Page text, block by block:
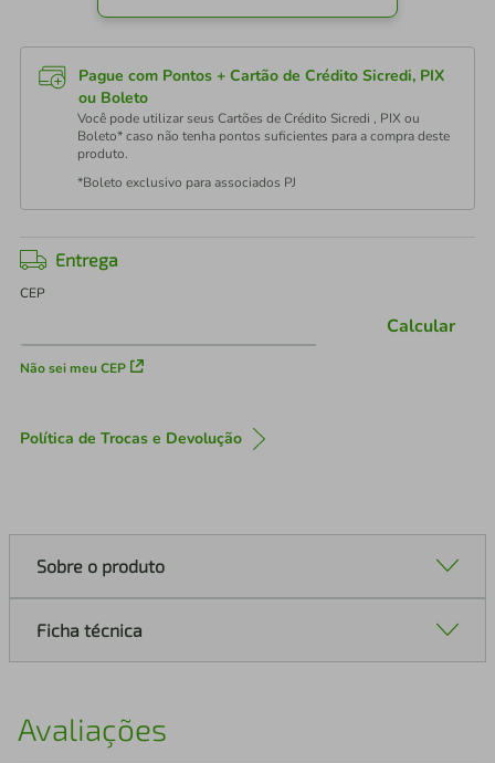
Pague com Pontos + Cartão de Crédito Sicredi, PIX
ou Boleto
Você pode utilizar seus Cartões de Crédito Sicredi , PIX ou
Boleto* caso não tenha pontos suficientes para a compra deste
produto.
*Boleto exclusivo para associados PJ
Entrega
CEP
Não sei meu CEP
Calcular
Política de Trocas e Devolução
Sobre o produto
Ficha técnica
Avaliações